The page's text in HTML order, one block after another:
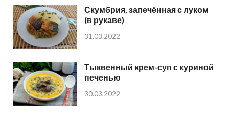
Скумбрия, запечённая с луком
(в рукаве)
31.03.2022
Тыквенный крем-суп с куриной
печенью
30.03.2022